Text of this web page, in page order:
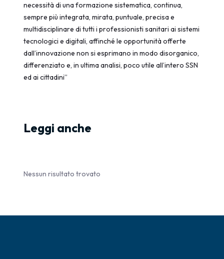
necessità di una formazione sistematica, continua,
sempre più integrata, mirata, puntuale, precisa e
multidisciplinare di tutti i professionisti sanitari ai sistemi
tecnologici e digitali, affinché le opportunità offerte
dall’innovazione non si esprimano in modo disorganico,
differenziato e, in ultima analisi, poco utile all’intero SSN
ed ai cittadini”
Leggi anche
Nessun risultato trovato